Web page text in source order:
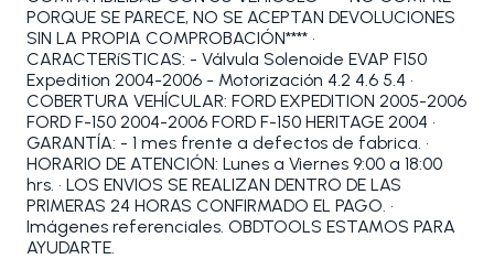
PORQUE SE PARECE, NO SE ACEPTAN DEVOLUCIONES
SIN LA PROPIA COMPROBACIÓN**** •
CARACTERíSTICAS: - Válvula Solenoide EVAP F150
Expedition 2004-2006 - Motorización 4.2 4.6 5.4 •
COBERTURA VEHÍCULAR: FORD EXPEDITION 2005-2006
FORD F-150 2004-2006 FORD F-150 HERITAGE 2004 •
GARANTÍA: - 1 mes frente a defectos de fabrica. •
HORARIO DE ATENCIÓN: Lunes a Viernes 9:00 a 18:00
hrs. • LOS ENVIOS SE REALIZAN DENTRO DE LAS
PRIMERAS 24 HORAS CONFIRMADO EL PAGO. •
Imágenes referenciales. OBDTOOLS ESTAMOS PARA
AYUDARTE.